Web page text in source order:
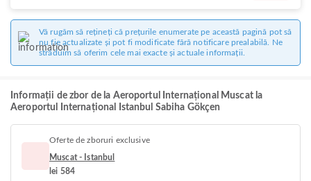
Vă rugăm să rețineți că prețurile enumerate pe această pagină pot să
nu fie actualizate și pot fi modificate fără notificare prealabilă. Ne
străduim să oferim cele mai exacte și actuale informații.
Informații de zbor de la Aeroportul Internațional Muscat la
Aeroportul Internațional Istanbul Sabiha Gökçen
Oferte de zboruri exclusive
Muscat - Istanbul
lei 584